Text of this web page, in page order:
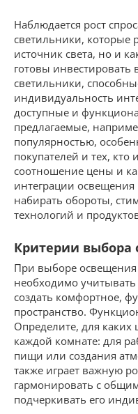
Наблюдается рост
светильники, которые
источник света, но и
готовы инвестировать
светильники,
индивидуальность
доступные и
предлагаемые,
популярностью,
покупателей и тех,
соотношение цены и
интеграции
набирать обороты,
технологий и
Критерии
При выборе освещения
необходимо
создать комфортное,
пространство.
Определите, для
каждой комнате: для
пищи или создания
также играет важную
гармонировать с
подчеркивать его